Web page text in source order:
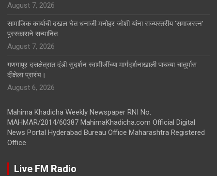
August 7, 2026
सामाजिक कार्याची दखल घेत धनाजी मनोहर जोशी यांना राज्यस्तरीय ‘समाजरत्न’
पुरस्काराने सन्मानित.
August 7, 2026
गणगापूर दत्तक्षेत्रात दंडी सुदर्शन स्वामीजींच्या मार्गदर्शनाखाली पाचव्या चातुर्मास
दीक्षेला प्रारंभ।
August 6, 2026
Mahima Khadicha Weekly Newspaper RNI No.
MAHMAR/2014/60387 MahimaKhadicha.com Official Digital
News Portal Hyderabad Bureau Office Maharashtra Registered
Office
Live FM Radio